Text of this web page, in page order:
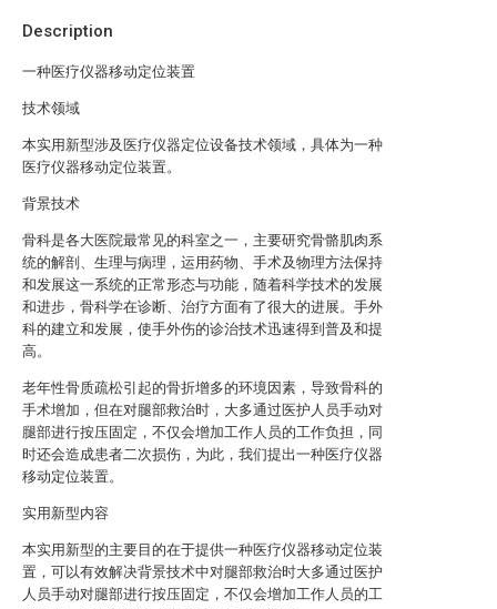
Description
一种医疗仪器移动定位装置
技术领域
本实用新型涉及医疗仪器定位设备技术领域，具体为一种
医疗仪器移动定位装置。
背景技术
骨科是各大医院最常见的科室之一，主要研究骨骼肌肉系
统的解剖、生理与病理，运用药物、手术及物理方法保持
和发展这一系统的正常形态与功能，随着科学技术的发展
和进步，骨科学在诊断、治疗方面有了很大的进展。手外
科的建立和发展，使手外伤的诊治技术迅速得到普及和提
高。
老年性骨质疏松引起的骨折增多的环境因素，导致骨科的
手术增加，但在对腿部救治时，大多通过医护人员手动对
腿部进行按压固定，不仅会增加工作人员的工作负担，同
时还会造成患者二次损伤，为此，我们提出一种医疗仪器
移动定位装置。
实用新型内容
本实用新型的主要目的在于提供一种医疗仪器移动定位装
置，可以有效解决背景技术中对腿部救治时大多通过医护
人员手动对腿部进行按压固定，不仅会增加工作人员的工